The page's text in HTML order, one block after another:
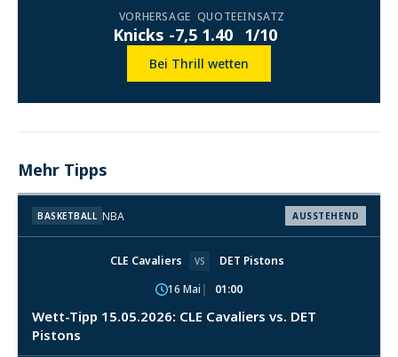
VORHERSAGE
Knicks -7,5
QUOTE
1.40
EINSATZ
1/10
Bei Thrill wetten
Mehr Tipps
BASKETBALL NBA AUSSTEHEND
CLE Cavaliers VS
DET Pistons
16 Mai
01:00
Wett-Tipp 15.05.2026: CLE Cavaliers vs. DET
Pistons